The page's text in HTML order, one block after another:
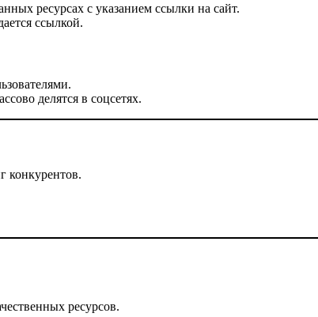
ресурсах с указанием ссылки на сайт.
ссылкой.
делятся в соцсетях.
конкурентов.
ресурсов.